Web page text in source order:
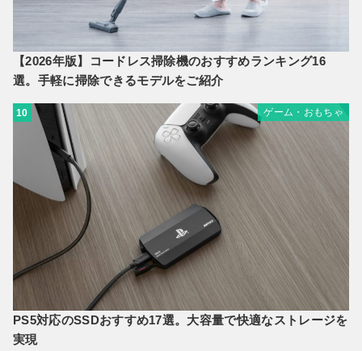
【2026年版】コードレス掃除機のおすすめランキング16
選。手軽に掃除できるモデルをご紹介
10 ゲーム・おもちゃ
PS5対応のSSDおすすめ17選。大容量で快適なストレージを
実現